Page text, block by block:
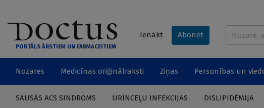
PORTĀLS ĀRSTIEM UN FARMACEITIEM
Ienākt Abonēt
Nozares Medicīnas oriģinālraksti Ziņas Personības un
SAUSĀS ACS SINDROMS URĪNCEĻU INFEKCIJAS DISLIPIDĒMIJA